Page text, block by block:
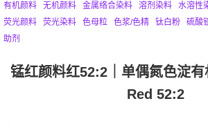
有机颜料
无机颜料 金属络合染料 溶剂染料 水溶性
荧光颜料
荧光染料 色母粒 色浆/色精 钛白粉 硫酸
助剂
锰红颜料红52:2｜单偶氮色淀
Red 52:2